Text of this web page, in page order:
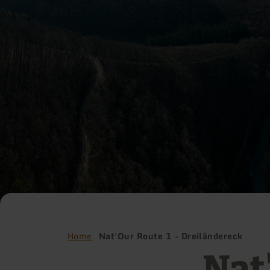
Home Nat'Our Route 1 - Dreiländereck